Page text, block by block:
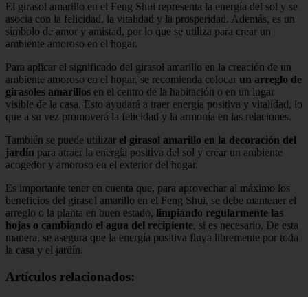
El girasol amarillo en el Feng Shui representa la energía del sol y se
asocia con la felicidad, la vitalidad y la prosperidad. Además, es un
símbolo de amor y amistad, por lo que se utiliza para crear un
ambiente amoroso en el hogar.
Para aplicar el significado del girasol amarillo en la creación de un
ambiente amoroso en el hogar, se recomienda colocar un arreglo de
girasoles amarillos en el centro de la habitación o en un lugar
visible de la casa. Esto ayudará a traer energía positiva y vitalidad, lo
que a su vez promoverá la felicidad y la armonía en las relaciones.
También se puede utilizar el girasol amarillo en la decoración del
jardín para atraer la energía positiva del sol y crear un ambiente
acogedor y amoroso en el exterior del hogar.
Es importante tener en cuenta que, para aprovechar al máximo los
beneficios del girasol amarillo en el Feng Shui, se debe mantener el
arreglo o la planta en buen estado, limpiando regularmente las
hojas o cambiando el agua del recipiente, si es necesario. De esta
manera, se asegura que la energía positiva fluya libremente por toda
la casa y el jardín.
Artículos relacionados: